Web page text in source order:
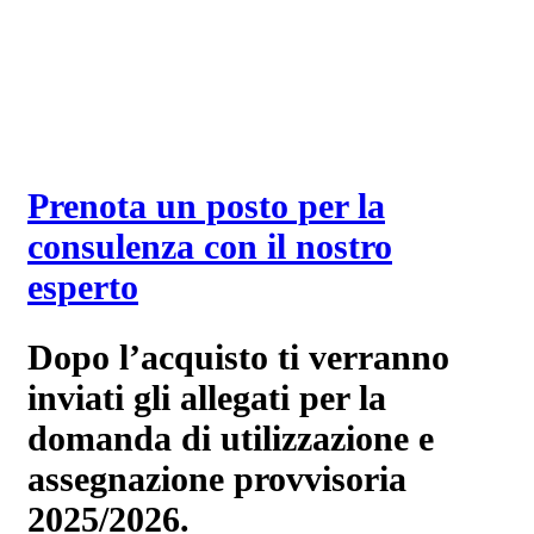
Prenota un posto per la
consulenza con il nostro
esperto
Dopo l’acquisto ti verranno
inviati gli allegati per la
domanda di utilizzazione e
assegnazione provvisoria
2025/2026.